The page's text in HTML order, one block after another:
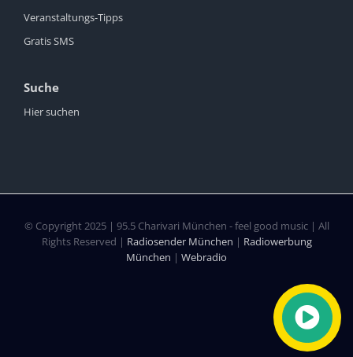
Veranstaltungs-Tipps
Gratis SMS
Suche
Hier suchen
© Copyright 2025 | 95.5 Charivari München - feel good music | All
Rights Reserved | Radiosender München | Radiowerbung
München | Webradio